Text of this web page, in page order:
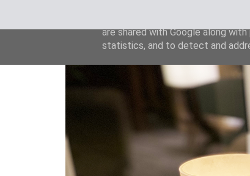
are shared with Google along
statistics, and to detect and